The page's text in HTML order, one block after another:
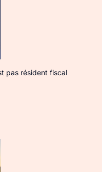
pas résident fiscal